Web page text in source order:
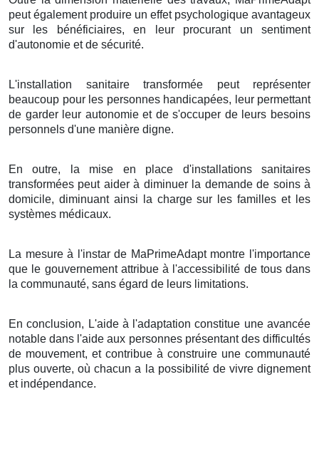
peut également produire un effet psychologique avantageux
sur les bénéficiaires, en leur procurant un sentiment
d'autonomie et de sécurité.
L'installation sanitaire transformée peut représenter
beaucoup pour les personnes handicapées, leur permettant
de garder leur autonomie et de s'occuper de leurs besoins
personnels d'une manière digne.
En outre, la mise en place d'installations sanitaires
transformées peut aider à diminuer la demande de soins à
domicile, diminuant ainsi la charge sur les familles et les
systèmes médicaux.
La mesure à l'instar de MaPrimeAdapt montre l'importance
que le gouvernement attribue à l'accessibilité de tous dans
la communauté, sans égard de leurs limitations.
En conclusion, L'aide à l'adaptation constitue une avancée
notable dans l'aide aux personnes présentant des difficultés
de mouvement, et contribue à construire une communauté
plus ouverte, où chacun a la possibilité de vivre dignement
et indépendance.